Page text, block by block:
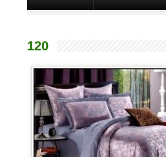
120